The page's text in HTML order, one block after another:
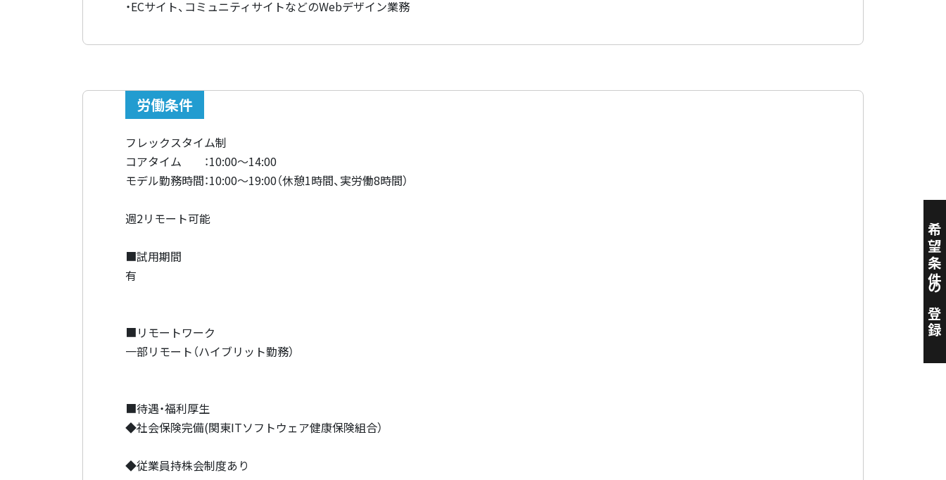
・ECサイト、コミュニティサイトなどのWebデザイン業務
労働条件
フレックスタイム制
コアタイム ：10:00～14:00
モデル勤務時間：10:00～19:00（休憩1時間、実労働8時間）
週2リモート可能
■試用期間
有
■リモートワーク
一部リモート（ハイブリット勤務）
■待遇・福利厚生
◆社会保険完備(関東ITソフトウェア健康保険組合）
◆従業員持株会制度あり
希望条件の登録